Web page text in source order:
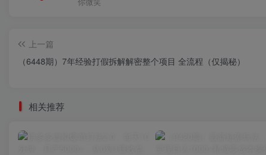
上一篇
（6448期）7年经验打假拆解解密整个项目 全流程（仅揭秘）
相关推荐